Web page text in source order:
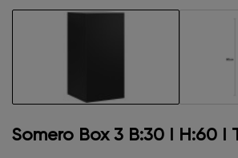
Somero Box 3 B:30 I H:60 I